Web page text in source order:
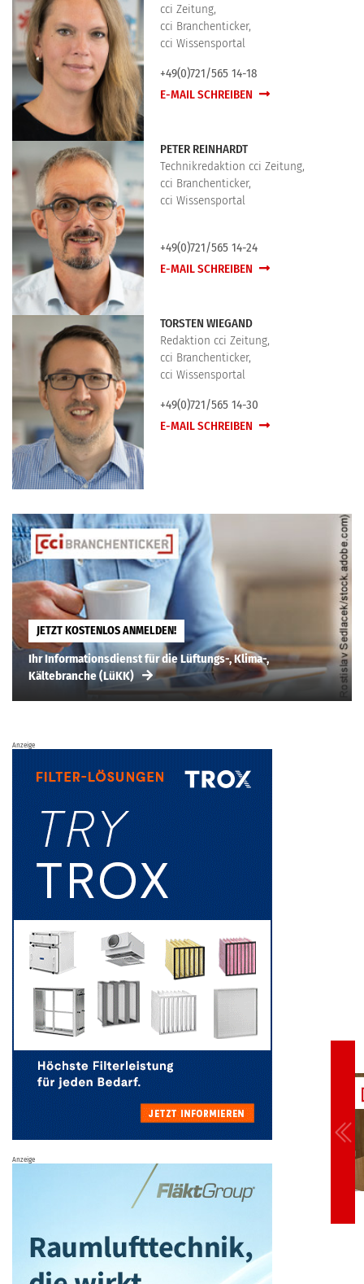
cci Zeitung,
cci Branchenticker,
cci Wissensportal
+49(0)721/565 14-18
E-MAIL SCHREIBEN
PETER REINHARDT
Technikredaktion cci Zeitung,
cci Branchenticker,
cci Wissensportal
+49(0)721/565 14-24
E-MAIL SCHREIBEN
TORSTEN WIEGAND
Redaktion cci Zeitung,
cci Branchenticker,
cci Wissensportal
+49(0)721/565 14-30
E-MAIL SCHREIBEN
JETZT KOSTENLOS ANMELDEN!
Ihr Informationsdienst für die Lüftungs-, Klima-,
Kältebranche (LüKK)
Anzeige
Anzeige